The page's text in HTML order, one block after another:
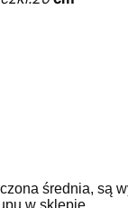
średnia, są
w sklepie.